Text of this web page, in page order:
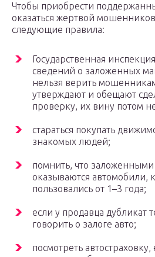
Чтобы приобрести
оказаться жертвой
следующие правила:
Государственная
сведений о заложенных
нельзя верить
утверждают и обещают
проверку, их вину потом
стараться покупать
знакомых людей;
помнить, что заложенными
оказываются автомобили,
пользовались от 1–3 года;
если у продавца дубликат
говорить о залоге авто;
посмотреть автостраховку,